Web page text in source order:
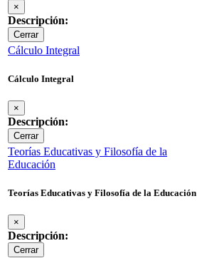
×
Descripción:
Cerrar
Cálculo Integral
Cálculo Integral
×
Descripción:
Cerrar
Teorías Educativas y Filosofía de la
Educación
Teorías Educativas y Filosofía de la Educación
×
Descripción:
Cerrar